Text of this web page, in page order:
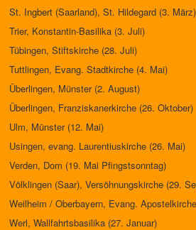
St. Ingbert (Saarland), St. Hildegard (3. März)
Trier, Konstantin-Basilika (3. Juli)
Tübingen, Stiftskirche (28. Juli)
Tuttlingen, Evang. Stadtkirche (4. Mai)
Überlingen, Münster (2. August)
Überlingen, Franziskanerkirche (26. Oktober)
Ulm, Münster (12. Mai)
Usingen, evang. Laurentiuskirche (26. Mai)
Verden, Dom (19. Mai Pfingstsonntag)
Völklingen (Saar), Versöhnungskirche (29.
Weilheim / Oberbayern, Evang.
Werl, Wallfahrtsbasilika (27. Januar)